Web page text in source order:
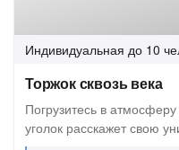
Индивидуальная до 10
Торжок сквозь века
Погрузитесь в
уголок расскажет свою